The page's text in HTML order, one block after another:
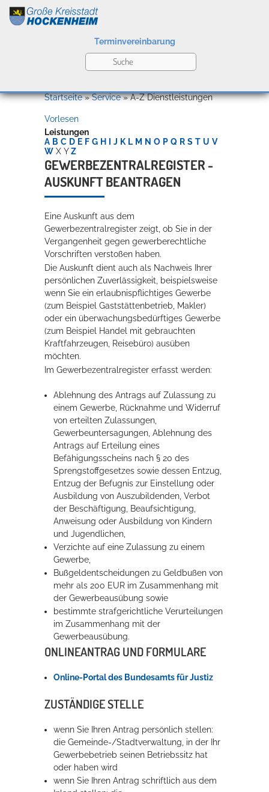
Kultur
Bildung
Wirtschaft
Rathaus
Service
Terminvereinbarung
Konzerte, Tagungen und vieles mehr
Erleben in Hockenheim
Spaß unter prickelnden Wasserfällen, das rauschende Meer im
Wellenbecken oder doch lieber die pure Entspannung auf der
Sprudelliege im Solebecken?
Startseite»Service»A-Z Dienstleistungen
Vorlesen
Leistungen
A B C D E F G H J K L M N O P Q R S T U V
W X Y Z
GEWERBEZENTRALREGISTER -
AUSKUNFT BEANTRAGEN
Eine Auskunft aus dem
Gewerbezentralregister zeigt, ob Sie in der
Vergangenheit gegen gewerberechtliche
Vorschriften verstoßen haben.
Die Auskunft dient auch als Nachweis Ihrer
persönlichen Zuverlässigkeit, beispielsweise
wenn Sie ein erlaubnispflichtiges Gewerbe
(zum Beispiel Gaststättenbetrieb, Makler)
oder ein überwachungsbedürftiges Gewerbe
(zum Beispiel Handel mit gebrauchten
Kraftfahrzeugen, Reisebüro) ausüben
möchten.
Im Gewerbezentralregister erfasst werden:
Ablehnung des Antrags auf Zulassung zu
einem Gewerbe, Rücknahme und Widerruf
von erteilten Zulassungen,
Gewerbeuntersagungen, Ablehnung des
Antrags auf Erteilung eines
Befähigungsscheins nach § 20 des
Sprengstoffgesetzes sowie dessen Entzug,
Entzug der Befugnis zur Einstellung oder
Ausbildung von Auszubildenden, Verbot
der Beschäftigung, Beaufsichtigung,
Anweisung oder Ausbildung von Kindern
und Jugendlichen,
Verzichte auf eine Zulassung zu einem
Gewerbe,
Bußgeldentscheidungen zu Geldbußen von
mehr als 200 EUR im Zusammenhang mit
der Gewerbeausübung sowie
bestimmte strafgerichtliche Verurteilungen
im Zusammenhang mit der
Gewerbeausübung.
ONLINEANTRAG UND FORMULARE
Online-Portal des Bundesamts für Justiz
ZUSTÄNDIGE STELLE
wenn Sie Ihren Antrag persönlich stellen:
die Gemeinde-/Stadtverwaltung, in der Ihr
Gewerbebetrieb seinen Betriebssitz hat
oder haben wird
wenn Sie Ihren Antrag schriftlich aus dem